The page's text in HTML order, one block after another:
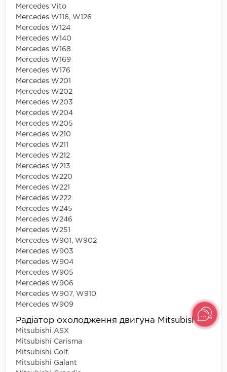
Mercedes Vito
Mercedes W116, W126
Mercedes W124
Mercedes W140
Mercedes W168
Mercedes W169
Mercedes W176
Mercedes W201
Mercedes W202
Mercedes W203
Mercedes W204
Mercedes W205
Mercedes W210
Mercedes W211
Mercedes W212
Mercedes W213
Mercedes W220
Mercedes W221
Mercedes W222
Mercedes W245
Mercedes W246
Mercedes W251
Mercedes W901, W902
Mercedes W903
Mercedes W904
Mercedes W905
Mercedes W906
Mercedes W907, W910
Mercedes W909
Радіатор охолодження двигуна Mitsubishi
Mitsubishi ASX
Mitsubishi Carisma
Mitsubishi Colt
Mitsubishi Galant